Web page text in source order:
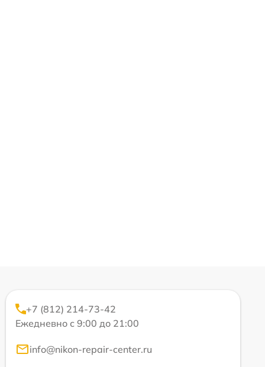
+7 (812) 214-73-42
Ежедневно с 9:00 до 21:00
info@nikon-repair-center.ru